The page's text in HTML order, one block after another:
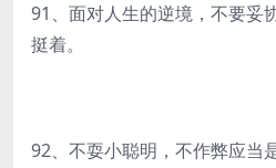
91、面对人生的逆境，不要妥
挺着。
92、不耍小聪明，不作弊应当